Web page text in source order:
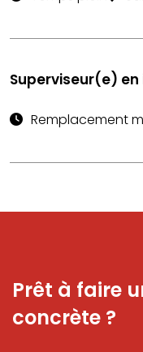
Superviseur(e)
Remplacement
Prêt à faire
concrète ?